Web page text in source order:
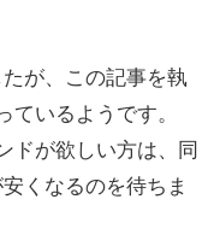
が、この記事を執
ているようです。
ドが欲しい方は、同
安くなるのを待ちま